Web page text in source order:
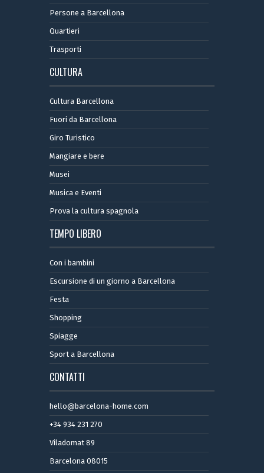
Persone a Barcellona
Quartieri
Trasporti
CULTURA
Cultura Barcellona
Fuori da Barcellona
Giro Turistico
Mangiare e bere
Musei
Musica e Eventi
Prova la cultura spagnola
TEMPO LIBERO
Con i bambini
Escursione di un giorno a Barcellona
Festa
Shopping
Spiagge
Sport a Barcellona
CONTATTI
hello@barcelona-home.com
+34 934 231 270
Viladomat 89
Barcelona 08015